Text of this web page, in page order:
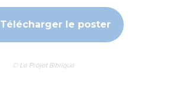
Télécharger le poster
© Le Projet Biblique